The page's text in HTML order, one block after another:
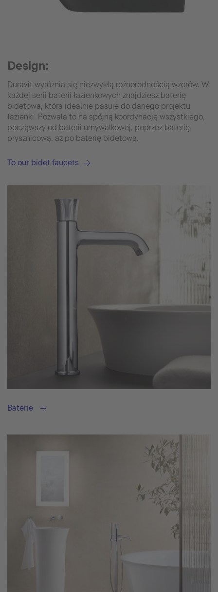
Design:
Duravit wyróżnia się niezwykłą różnorodnością wzorów. W
każdej serii baterii łazienkowych znajdziesz baterię
bidetową, która idealnie pasuje do danego projektu
łazienki. Pozwala to na spójną koordynację wszystkiego,
począwszy od baterii umywalkowej, poprzez baterię
prysznicową, aż po baterię bidetową.
To our bidet faucets
Baterie